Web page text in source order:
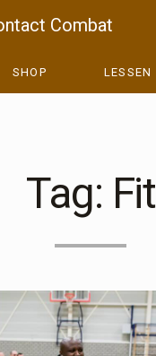
Combat
SHOP LESSEN
Tag: Fit